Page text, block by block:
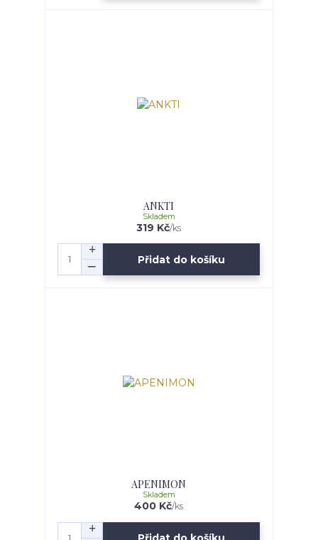
ANKTI
319 Kč/ks
Skladem
Přidat do košíku
APENIMON
400 Kč/ks
Skladem